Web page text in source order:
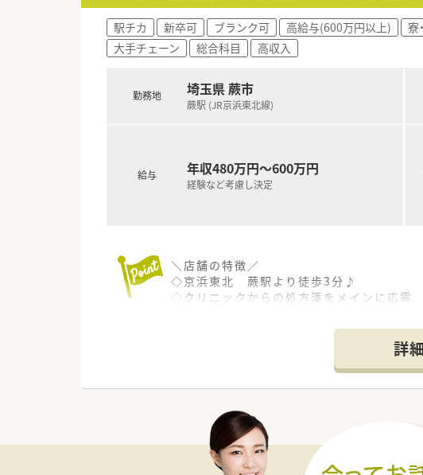
駅チカ 新卒可 ブランク可 高給与(600万円以上) 寮
大手チェーン
総合科目 高収入
勤務地 埼玉県 蕨市
蕨駅 (JR京浜東北線)
給与 年収480万円～600万円
経験など考慮し決定
＼店舗の特徴／
◇京浜東北 蕨駅より徒歩3分♪
◇クリニックからの処方箋をメインに応需
薬剤師さんは5-6名体制で運営しています
・大学病院・総合病院を中心とした門前薬
・全国の大学病院総数に対する出店割合
・従業員の男女比率 4:7（女性が多め）
・育休からの復帰者の社員定着率 97％
・在宅医療の実施実績 90%以上
・かかりつけ薬剤師の在籍店舗割合 86%
詳